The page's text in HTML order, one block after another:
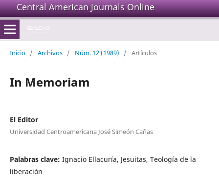
Central American Journals Online
Inicio / Archivos / Núm. 12 (1989) / Artículos
In Memoriam
El Editor
Universidad Centroamericana José Simeón Cañas
Palabras clave: Ignacio Ellacuría, Jesuitas, Teología de la
liberación